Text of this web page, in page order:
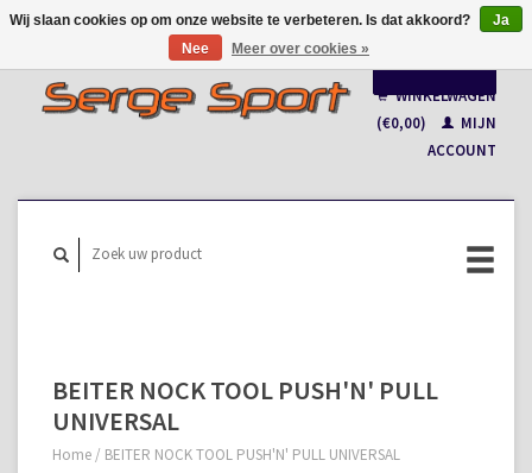
Français
WINKELWAGEN
(€0,00)
MIJN
ACCOUNT
BEITER NOCK TOOL PUSH'N' PULL
UNIVERSAL
Home / BEITER NOCK TOOL PUSH'N' PULL UNIVERSAL
Wij slaan cookies op om onze website te verbeteren. Is dat akkoord?
Ja
Nee
Meer over cookies »